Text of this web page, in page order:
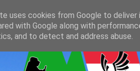
uses cookies from Google to
with Google along with
and to detect and address abuse.